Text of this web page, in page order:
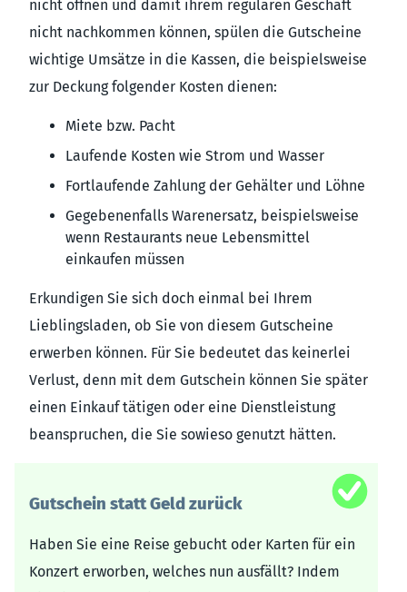
nicht öffnen und damit ihrem regulären Geschäft
nicht nachkommen können, spülen die Gutscheine
wichtige Umsätze in die Kassen, die beispielsweise
zur Deckung folgender Kosten dienen:
Miete bzw. Pacht
Laufende Kosten wie Strom und Wasser
Fortlaufende Zahlung der Gehälter und Löhne
Gegebenenfalls Warenersatz, beispielsweise
wenn Restaurants neue Lebensmittel
einkaufen müssen
Erkundigen Sie sich doch einmal bei Ihrem
Lieblingsladen, ob Sie von diesem Gutscheine
erwerben können. Für Sie bedeutet das keinerlei
Verlust, denn mit dem Gutschein können Sie später
einen Einkauf tätigen oder eine Dienstleistung
beanspruchen, die Sie sowieso genutzt hätten.
Gutschein statt Geld zurück
Haben Sie eine Reise gebucht oder Karten für ein
Konzert erworben, welches nun ausfällt? Indem